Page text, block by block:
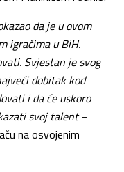
da je u ovom
igračima u BiH.
Svjestan je svog
dobitak kod
i da će uskoro
svoj talent–
na osvojenim